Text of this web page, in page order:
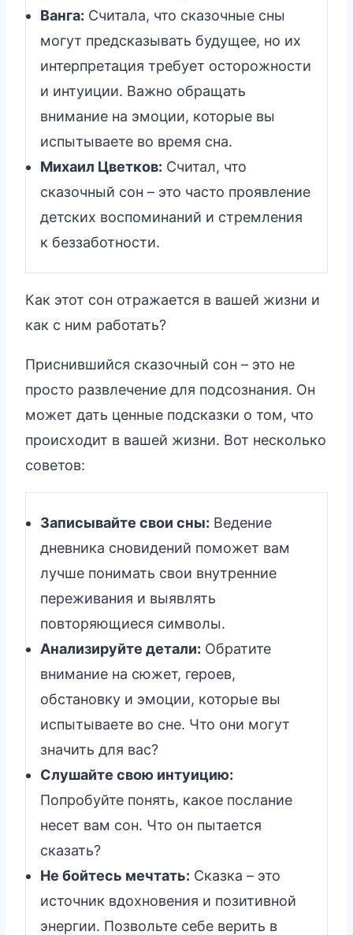
Ванга: Считала, что сказочные сны
могут предсказывать будущее, но их
интерпретация требует осторожности
и интуиции. Важно обращать
внимание на эмоции, которые вы
испытываете во время сна.
Михаил Цветков: Считал, что
сказочный сон – это часто проявление
детских воспоминаний и стремления
к беззаботности.
Как этот сон отражается в вашей жизни и
как с ним работать?
Приснившийся сказочный сон – это не
просто развлечение для подсознания. Он
может дать ценные подсказки о том, что
происходит в вашей жизни. Вот несколько
советов:
Записывайте свои сны: Ведение
дневника сновидений поможет вам
лучше понимать свои внутренние
переживания и выявлять
повторяющиеся символы.
Анализируйте детали: Обратите
внимание на сюжет, героев,
обстановку и эмоции, которые вы
испытываете во сне. Что они могут
значить для вас?
Слушайте свою интуицию:
Попробуйте понять, какое послание
несет вам сон. Что он пытается
сказать?
Не бойтесь мечтать: Сказка – это
источник вдохновения и позитивной
энергии. Позвольте себе верить в